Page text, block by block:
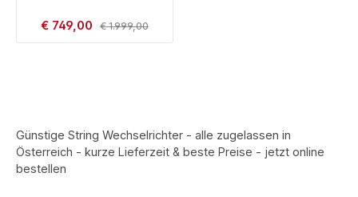
Verkaufspreis:
€ 749,00 Regulärer Preis:
€ 1.999,00
Günstige String Wechselrichter - alle zugelassen in
Österreich - kurze Lieferzeit & beste Preise - jetzt online
bestellen